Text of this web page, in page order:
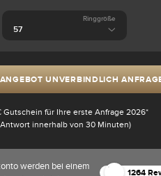
Ringgröße
UNVERBINDLICH
Gutschein für Ihre erste Anfrage 2026*
innerhalb von 30 Minuten)
werden bei einem
1264